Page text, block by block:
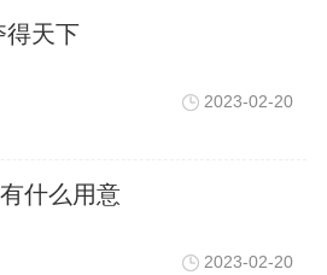
得天下
2023-02-20
什么用意
2023-02-20